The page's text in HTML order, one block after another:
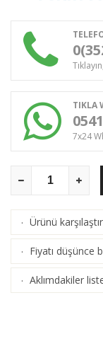
TIKLA
7x24
· Ürünü
· Fiyatı düşünce
· Aklımdakiler